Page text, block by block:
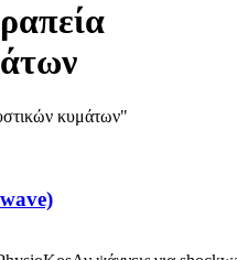
κυμάτων"